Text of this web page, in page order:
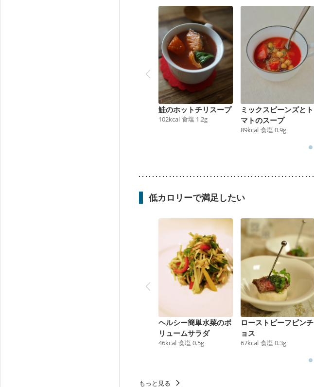
鮭のホットチリスープ
102kcal 食塩 1.2g
ミックスビーンズとト
マトのスープ
89kcal 食塩 0.9g
低カロリーで満足したい
ヘルシー簡単水菜のボ
リュームサラダ
46kcal 食塩 0.5g
ローストビーフピンチ
ョス
67kcal 食塩 0.3g
もっと見る